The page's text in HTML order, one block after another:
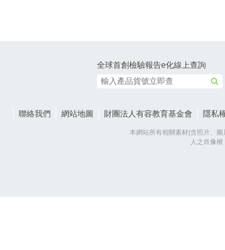
全球首創檢驗報告e化線上查詢
聯絡我們 網站地圖 財團法人有容教育基金會 隱私
本網站所有相關素材(含照片、
人之肖像